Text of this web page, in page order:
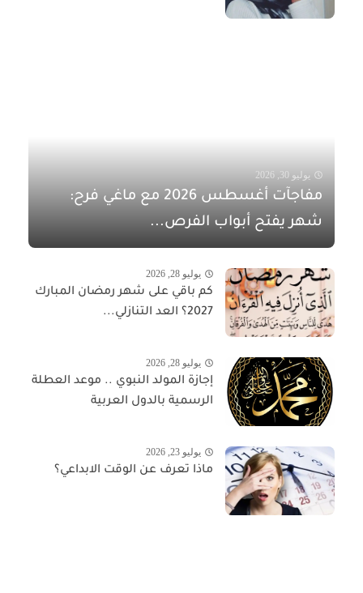
يوليو 30, 2026
مفاجآت أغسطس 2026 مع ماغي فرح:
شهر يفتح أبواب الفرص...
يوليو 28, 2026
كم باقي على شهر رمضان المبارك
2027؟ العد التنازلي...
يوليو 28, 2026
إجازة المولد النبوي .. موعد العطلة
الرسمية بالدول العربية
يوليو 23, 2026
ماذا تعرف عن الوقت الابداعي؟